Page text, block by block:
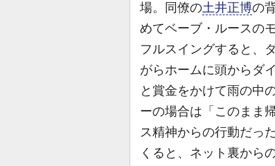
場。同僚の土井正博の
めてベーブ・ルースの
フルスイングすると、
がらホームに頭からダ
と賞金をかけて雨の中
ーの場合は「このまま
ス精神からの行動だっ
くると、ネット裏から